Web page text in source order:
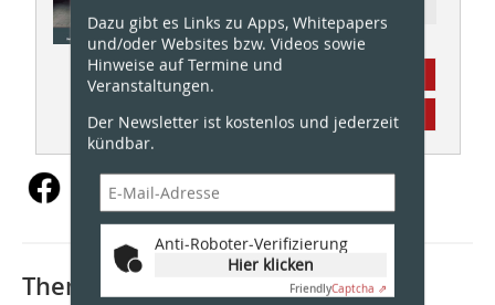
Abonnement
Inhaltsverzeichnis
Dazu gibt es Links zu Apps, Whitepapers
und/oder Websites bzw. Videos sowie
Hinweise auf Termine und
Veranstaltungen.
Der Newsletter ist kostenlos und jederzeit
kündbar.
Anti-Roboter-Verifizierung
Hier klicken
FriendlyCaptcha ⇗
Thematisch passende Artikel: